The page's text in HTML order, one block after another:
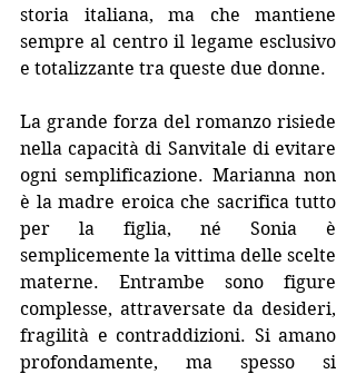
storia italiana, ma che mantiene
sempre al centro il legame esclusivo
e totalizzante tra queste due donne.
La grande forza del romanzo risiede
nella capacità di Sanvitale di evitare
ogni semplificazione. Marianna non
è la madre eroica che sacrifica tutto
per la figlia, né Sonia è
semplicemente la vittima delle scelte
materne. Entrambe sono figure
complesse, attraversate da desideri,
fragilità e contraddizioni. Si amano
profondamente, ma spesso si